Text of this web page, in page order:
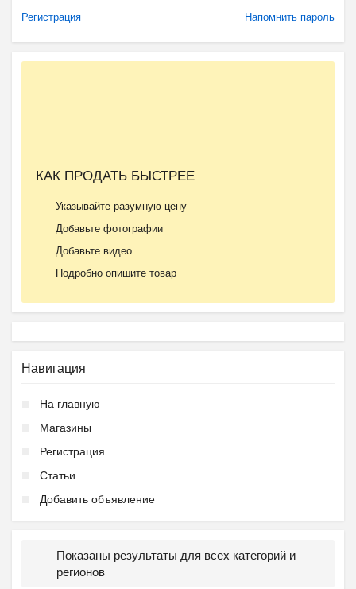
Регистрация Напомнить пароль
КАК ПРОДАТЬ БЫСТРЕЕ
Указывайте разумную цену
Добавьте фотографии
Добавьте видео
Подробно опишите товар
Навигация
На главную
Магазины
Регистрация
Статьи
Добавить объявление
Показаны результаты для всех категорий и
регионов